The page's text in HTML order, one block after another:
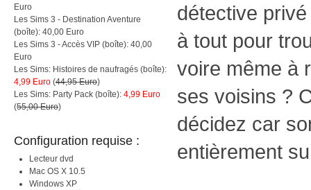
Euro
Les Sims 3 - Destination Aventure
(boîte): 40,00 Euro
Les Sims 3 - Accès VIP (boîte): 40,00
Euro
Les Sims: Histoires de naufragés (boîte):
4,99 Euro (44,95 Euro)
Les Sims: Party Pack (boîte): 4,99 Euro
(55,00 Euro)
Configuration requise :
Lecteur dvd
Mac OS X 10.5
Windows XP
détective
à tout pour
voire même à
ses voisins ?
décidez car
entièrement